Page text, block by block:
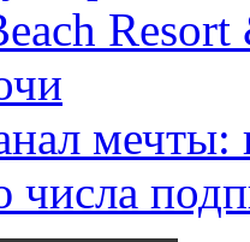
мечты:
числа